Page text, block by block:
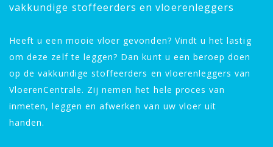
vakkundige stoffeerders en vloerenleggers
Heeft u een mooie vloer gevonden? Vindt u het lastig
om deze zelf te leggen? Dan kunt u een beroep doen
op de vakkundige stoffeerders en vloerenleggers van
VloerenCentrale. Zij nemen het hele proces van
inmeten, leggen en afwerken van uw vloer uit
handen.